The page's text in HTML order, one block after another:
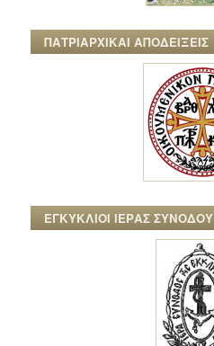
ΠΑΤΡΙΑΡΧΙΚΑΙ ΑΠΟΔΕΙΞΕΙΣ
ΕΓΚΥΚΛΙΟΙ ΙΕΡΑΣ ΣΥΝΟΔΟΥ